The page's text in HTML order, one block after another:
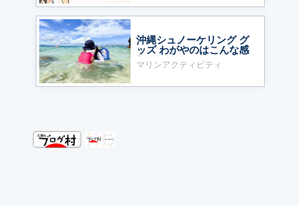
沖縄シュノーケリング グ
ッズ わがやのはこんな感
じ
マリンアクティビティ